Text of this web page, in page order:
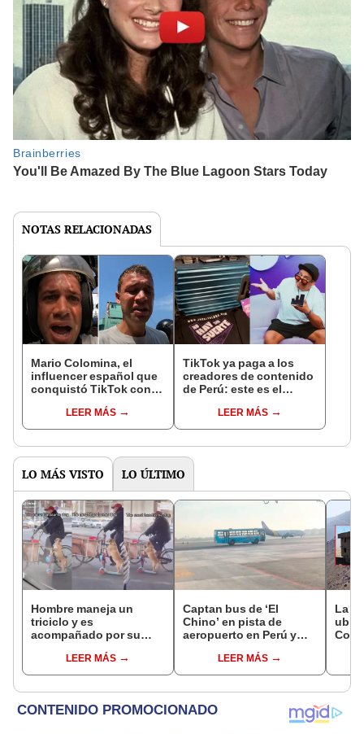
NOTAS RELACIONADAS
Mario Colomina, el
influencer español que
conquistó TikTok con
"Mi amor nació por la
gastronomía"
LEER MÁS
TikTok ya paga a los
creadores de contenido
de Perú: este es el
llegar a cobrar por 1.000
vistas
LEER MÁS
LO MÁS VISTO LO ÚLTIMO
Hombre maneja un
triciclo y es
acompañado por su
LEER MÁS
Captan bus de ‘El
Chino’ en pista de
aeropuerto en Perú y
“Ahora compite con el
avión”
LEER MÁS
La
un